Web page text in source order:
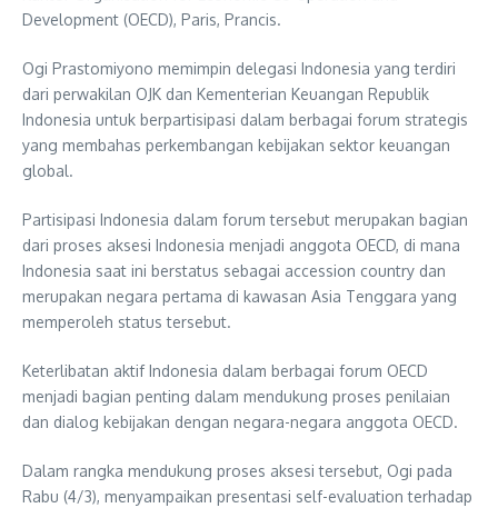
Development (OECD), Paris, Prancis.
Ogi Prastomiyono memimpin delegasi Indonesia yang terdiri
dari perwakilan OJK dan Kementerian Keuangan Republik
Indonesia untuk berpartisipasi dalam berbagai forum strategis
yang membahas perkembangan kebijakan sektor keuangan
global.
Partisipasi Indonesia dalam forum tersebut merupakan bagian
dari proses aksesi Indonesia menjadi anggota OECD, di mana
Indonesia saat ini berstatus sebagai accession country dan
merupakan negara pertama di kawasan Asia Tenggara yang
memperoleh status tersebut.
Keterlibatan aktif Indonesia dalam berbagai forum OECD
menjadi bagian penting dalam mendukung proses penilaian
dan dialog kebijakan dengan negara-negara anggota OECD.
Dalam rangka mendukung proses aksesi tersebut, Ogi pada
Rabu (4/3), menyampaikan presentasi self-evaluation terhadap